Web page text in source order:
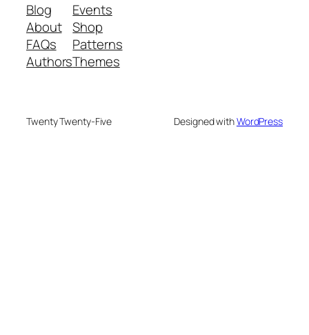
Blog
About
FAQs
Authors
Events
Shop
Patterns
Themes
Twenty Twenty-Five Designed withWordPress